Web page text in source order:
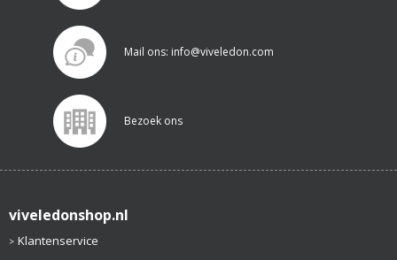
Mail ons: info@viveledon.com
Bezoek ons
viveledonshop.nl
Klantenservice